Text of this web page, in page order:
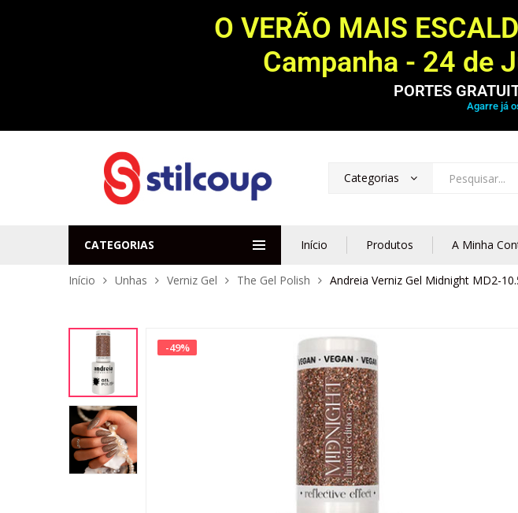
O VERÃO MAIS
Campanha - 24 de
PORTES
Agarre já
Categorias
CATEGORIAS Início Produtos A Minha
Início Unhas Verniz Gel The Gel Polish Andreia Verniz Gel Midnight MD2-
-49%